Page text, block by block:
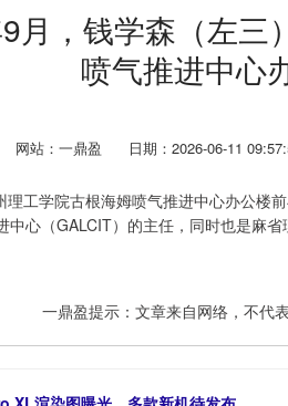
月，钱学森（左三
喷气推进中心
网站：一鼎盈 日期：2026-06-11
工学院古根海姆喷气推进中心办公楼
中心（GALCIT）的主任，同时也是麻
一鼎盈提示：文章来自网络，不代表